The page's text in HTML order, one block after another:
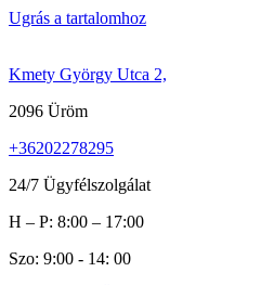
Ugrás a tartalomhoz
Kmety György Utca 2,
2096 Üröm
+36202278295
24/7 Ügyfélszolgálat
H – P: 8:00 – 17:00
Szo: 9:00 - 14: 00